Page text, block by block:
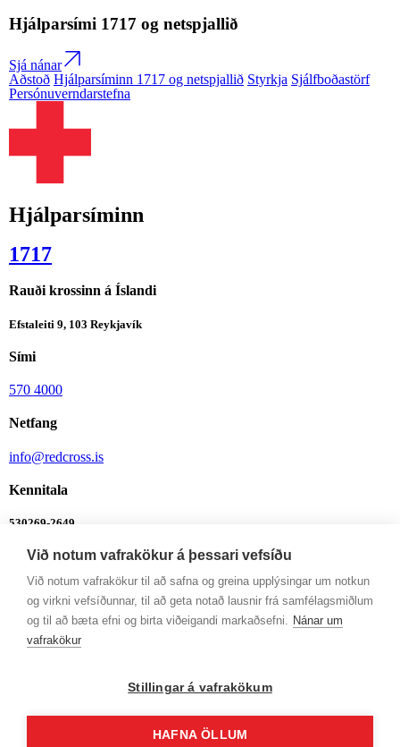
Hjálparsími 1717 og netspjallið
Sjá nánar
Aðstoð Hjálparsíminn 1717 og netspjallið Styrkja Sjálfboðastörf
Persónuverndarstefna
Hjálparsíminn
1717
Rauði krossinn á Íslandi
Efstaleiti 9, 103 Reykjavík
Sími
570 4000
Netfang
info@redcross.is
Kennitala
530269-2649
Bankanúmer
0342-26-555
Ábendingalína
Mán-Fim: 9-12 og 13-16
Við notum vafrakökur á þessari vefsíðu
Við notum vafrakökur til að safna og greina upplýsingar um notkun
og virkni vefsíðunnar, til að geta notað lausnir frá samfélagsmiðlum
og til að bæta efni og birta viðeigandi markaðsefni. Nánar um
vafrakökur
Stillingar á vafrakökum
HAFNA ÖLLUM